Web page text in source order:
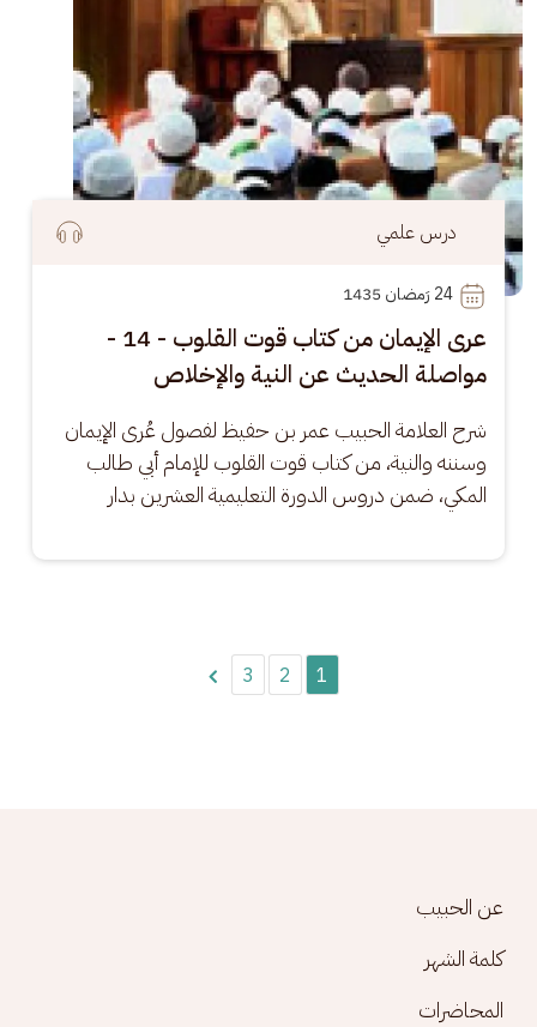
درس علمي
24
عرى الإيمان من كتاب قوت القلوب - 14 -
مواصلة الحديث عن النية والإخلاص
شرح العلامة الحبيب عمر بن حفيظ لفصول عُرى الإيمان
وسننه والنية، من كتاب قوت القلوب للإمام أبي طالب
المكي، ضمن دروس الدورة التعليمية العشرين بدار
1
2
3
Footer menu
عن الحبيب
كلمة الشهر
المحاضرات